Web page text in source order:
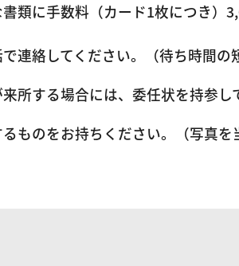
類に手数料（カード1枚につき）
連絡してください。（待ち時間の
所する場合には、委任状を持参し
ものをお持ちください。（写真